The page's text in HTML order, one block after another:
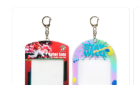
ホルダーをバッグやベルト
ループに取り付けるのに便
利です。押二重カンはリン
グにしっかりとカギなどを
固定することができますの
で、紛失の心配が少なくな
サイズに合わせて伸縮幅を
調整できますので、長時間
の操作でも指への負担が少
ないのが特長です。また、
スマホスタンドとしての利